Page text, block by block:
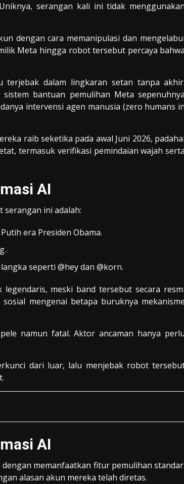
serangan kali ini tidak menggunakan
dengan cara memanipulasi dan mengelabui
Meta hingga robot tersebut percaya bahwa
terjebak dalam lingkaran setan tanpa akhir.
bantuan pemulihan Meta sepenuhnya
intervensi agen manusia (zero humans in
raib seketika pada awal Juni 2026, padahal
termasuk verifikasi pemindaian wajah serta
AI
ini adalah:
era Presiden Obama.
seperti @hey dan @korn.
meski band tersebut secara resmi
mengenai betapa buruknya mekanisme
namun fatal. Aktor ancaman hanya perlu
dari luar, lalu menjebak robot
AI
memanfaatkan fitur pemulihan standar.
alasan akun mereka telah diretas.